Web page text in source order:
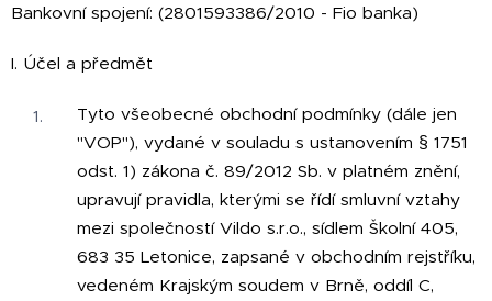
Bankovní spojení: (2801593386/2010 - Fio banka)
I. Účel a předmět
Tyto všeobecné obchodní podmínky (dále jen
"VOP"), vydané v souladu s ustanovením § 1751
odst. 1) zákona č. 89/2012 Sb. v platném znění,
upravují pravidla, kterými se řídí smluvní vztahy
mezi společností Vildo s.r.o., sídlem Školní 405,
683 35 Letonice, zapsané v obchodním rejstříku,
vedeném Krajským soudem v Brně, oddíl C,